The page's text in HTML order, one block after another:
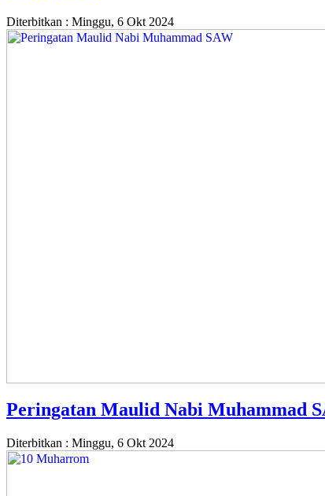
Diterbitkan : Minggu, 6 Okt 2024
Peringatan Maulid Nabi Muhammad
Diterbitkan : Minggu, 6 Okt 2024